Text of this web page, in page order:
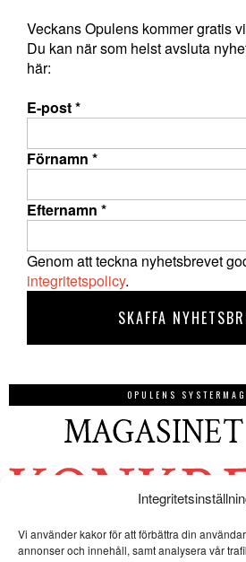
Vi använder kakor för att förbättra din
annonser och innehåll, samt analysera vår
Veckans Opulens kommer gratis
Du kan när som helst avsluta
här:
E-post*
Förnamn *
Efternamn *
Genom att teckna nyhetsbrevet
integritetspolicy.
OPULENS